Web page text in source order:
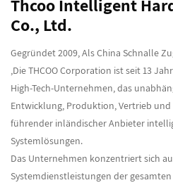
Thcoo Intelligent
Co., Ltd.
Gegründet 2009, AlsChina Schnalle
,Die THCOO Corporation ist seit 13
High-Tech-Unternehmen, das
Entwicklung, Produktion, Vertrieb und
führender inländischer Anbieter
Systemlösungen.
Das Unternehmen konzentriert sich
Systemdienstleistungen der